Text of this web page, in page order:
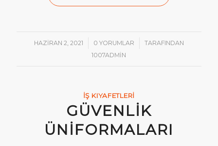
HAZIRAN 2, 2021
/ 0 YORUMLAR
/
TARAFINDAN
1007ADMIN
İŞ KIYAFETLERI
GÜVENLIK
ÜNIFORMALARI